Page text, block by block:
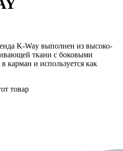
K-Way выполнен из высоко-
ткани с боковыми
карман и используется как
товар